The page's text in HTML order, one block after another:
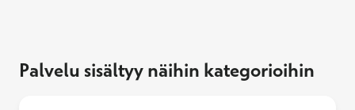
Palvelu sisältyy näihin kategorioihin